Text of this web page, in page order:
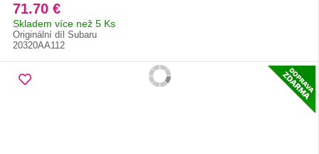
71.70 €
Skladem více než 5 Ks
Originální díl Subaru
20320AA112